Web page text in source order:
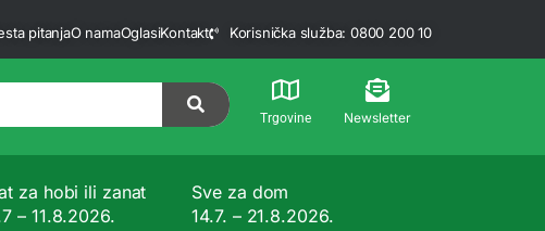
pitanjaO namaOglasiKontakt Korisnička služba: 0800 200 10
Trgovine Newsletter
za hobi ili zanat
– 11.8.2026.
Sve za dom
14.7. – 21.8.2026.